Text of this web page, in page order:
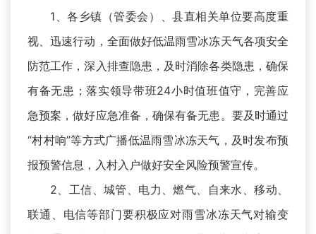
1、各乡镇（管委会）、县直相关单位要高度重
视、迅速行动，全面做好低温雨雪冰冻天气各项安全
防范工作，深入排查隐患，及时消除各类隐患，确保
有备无患；落实领导带班24小时值班值守，完善应
急预案，做好应急准备，确保有备无患。要及时通过
“村村响”等方式广播低温雨雪冰冻天气，及时发布预
报预警信息，入村入户做好安全风险预警宣传。
2、工信、城管、电力、燃气、自来水、移动、
联通、电信等部门要积极应对雨雪冰冻天气对输变